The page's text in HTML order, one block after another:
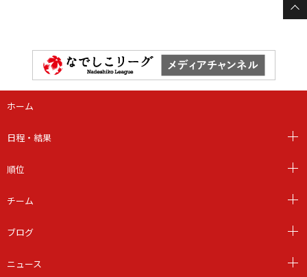
ホーム
日程・結果
順位
チーム
ブログ
ニュース